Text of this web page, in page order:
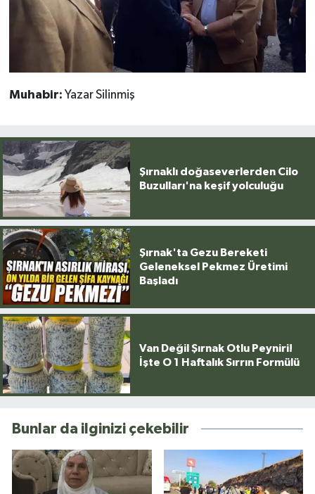
Muhabir: Yazar Silinmiş
Şırnaklı doğaseverlerden Cilo
Buzulları'na keşif yolculuğu
Şırnak'ta Gezu Bereketi
Geleneksel Pekmez Üretimi
Başladı
Van Değil Şırnak Otlu Peyniri!
İşte O 1 Haftalık Sırrın Formülü
Bunlar da ilginizi çekebilir